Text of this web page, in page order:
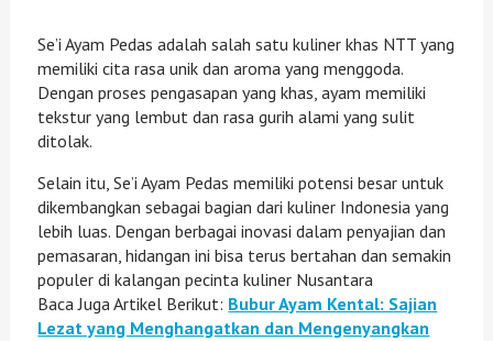
Se’i Ayam Pedas adalah salah satu kuliner khas NTT yang
memiliki cita rasa unik dan aroma yang menggoda.
Dengan proses pengasapan yang khas, ayam memiliki
tekstur yang lembut dan rasa gurih alami yang sulit
ditolak.
Selain itu, Se’i Ayam Pedas memiliki potensi besar untuk
dikembangkan sebagai bagian dari kuliner Indonesia yang
lebih luas. Dengan berbagai inovasi dalam penyajian dan
pemasaran, hidangan ini bisa terus bertahan dan semakin
populer di kalangan pecinta kuliner Nusantara
Baca Juga Artikel Berikut: Bubur Ayam Kental: Sajian
Lezat yang Menghangatkan dan Mengenyangkan